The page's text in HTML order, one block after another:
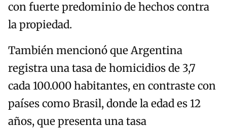
con fuerte predominio de hechos contra
la propiedad.
También mencionó que Argentina
registra una tasa de homicidios de 3,7
cada 100.000 habitantes, en contraste con
países como Brasil, donde la edad es 12
años, que presenta una tasa